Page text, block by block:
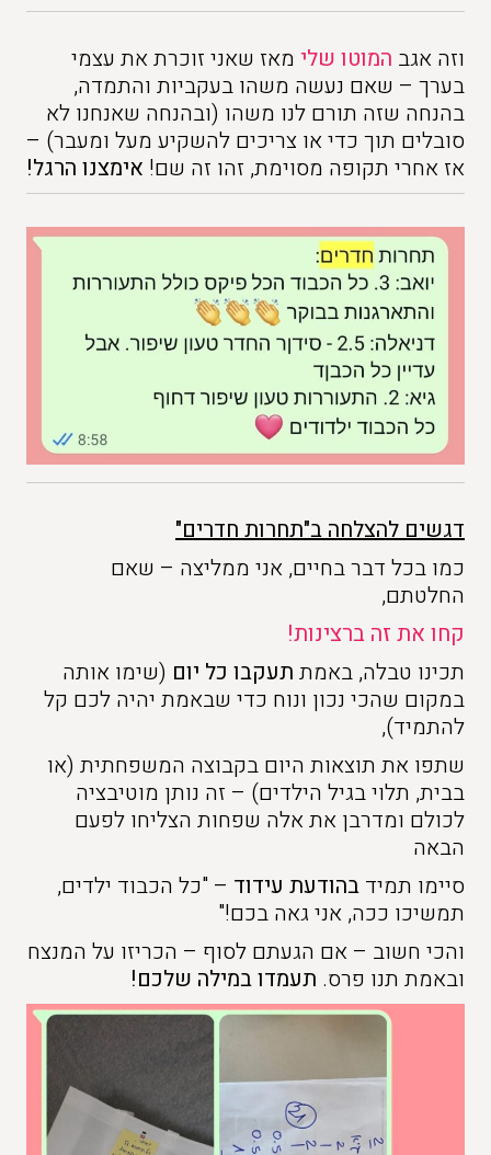
וזה אגב המוטו שלי מאז שאני זוכרת את עצמי
בערך – שאם נעשה משהו בעקביות והתמדה,
בהנחה שזה תורם לנו משהו (ובהנחה שאנחנו לא
סובלים תוך כדי או צריכים להשקיע מעל ומעבר) –
אז אחרי תקופה מסוימת, זהו זה שם! אימצנו הרגל!
דגשים להצלחה ב"תחרות חדרים"
כמו בכל דבר בחיים, אני ממליצה – שאם
החלטתם,
קחו את זה ברצינות!
תכינו טבלה, באמת תעקבו כל יום (שימו אותה
במקום שהכי נכון ונוח כדי שבאמת יהיה לכם קל
להתמיד),
שתפו את תוצאות היום בקבוצה המשפחתית (או
בבית, תלוי בגיל הילדים) – זה נותן מוטיבציה
לכולם ומדרבן את אלה שפחות הצליחו לפעם
הבאה
סיימו תמיד בהודעת עידוד – "כל הכבוד ילדים,
תמשיכו ככה, אני גאה בכם!"
והכי חשוב – אם הגעתם לסוף – הכריזו על המנצח
ובאמת תנו פרס. תעמדו במילה שלכם!